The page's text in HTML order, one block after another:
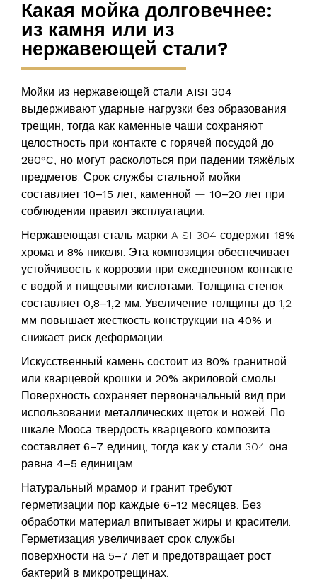
Какая мойка долговечнее:
из камня или из
нержавеющей стали?
Мойки из нержавеющей стали AISI 304
выдерживают ударные нагрузки без образования
трещин, тогда как каменные чаши сохраняют
целостность при контакте с горячей посудой до
280°C, но могут расколоться при падении тяжёлых
предметов. Срок службы стальной мойки
составляет 10–15 лет, каменной — 10–20 лет при
соблюдении правил эксплуатации.
Нержавеющая сталь марки AISI 304 содержит 18%
хрома и 8% никеля. Эта композиция обеспечивает
устойчивость к коррозии при ежедневном контакте
с водой и пищевыми кислотами. Толщина стенок
составляет 0,8–1,2 мм. Увеличение толщины до 1,2
мм повышает жесткость конструкции на 40% и
снижает риск деформации.
Искусственный камень состоит из 80% гранитной
или кварцевой крошки и 20% акриловой смолы.
Поверхность сохраняет первоначальный вид при
использовании металлических щеток и ножей. По
шкале Мооса твердость кварцевого композита
составляет 6–7 единиц, тогда как у стали 304 она
равна 4–5 единицам.
Натуральный мрамор и гранит требуют
герметизации пор каждые 6–12 месяцев. Без
обработки материал впитывает жиры и красители.
Герметизация увеличивает срок службы
поверхности на 5–7 лет и предотвращает рост
бактерий в микротрещинах.